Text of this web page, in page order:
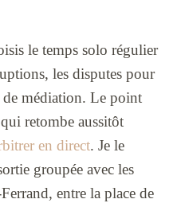
le temps solo régulier
les disputes pour
de médiation. Le point
retombe aussitôt
en direct. Je le
groupée avec les
entre la place de